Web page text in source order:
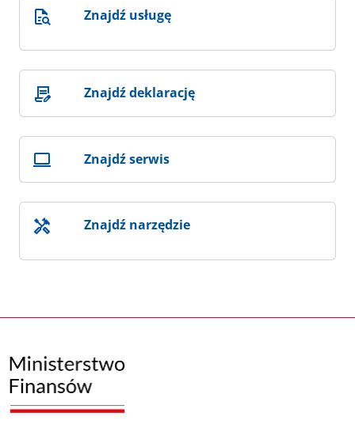
Znajdź usługę
Znajdź deklarację
Znajdź serwis
Znajdź narzędzie